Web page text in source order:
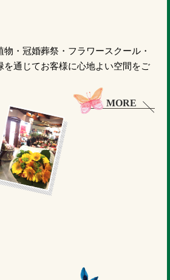
・冠婚葬祭・フラワースクール・
を通じてお客様に心地よい空間をご
MORE